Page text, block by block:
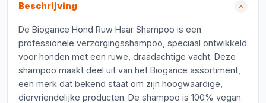
Beschrijving
De Biogance Hond Ruw Haar Shampoo is een
professionele verzorgingsshampoo, speciaal ontwikkeld
voor honden met een ruwe, draadachtige vacht. Deze
shampoo maakt deel uit van het Biogance assortiment,
een merk dat bekend staat om zijn hoogwaardige,
diervriendelijke producten. De shampoo is 100% vegan